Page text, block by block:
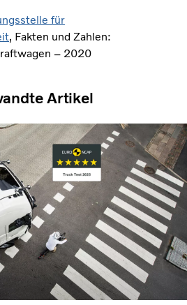
für
, Fakten und Zahlen:
– 2020
Artikel